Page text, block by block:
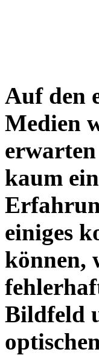
Auf den
Medien
kaum
einiges
können,
Bildfeld